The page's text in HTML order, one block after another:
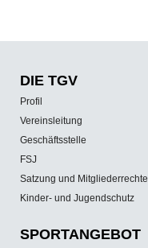
DIE TGV
Profil
Vereinsleitung
Geschäftsstelle
FSJ
Satzung und Mitgliederrechte
Kinder- und Jugendschutz
SPORT­ANGEBOT